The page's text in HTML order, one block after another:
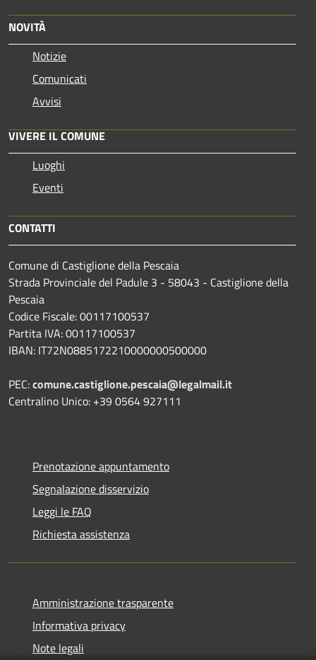
NOVITÀ
Notizie
Comunicati
Avvisi
VIVERE IL COMUNE
Luoghi
Eventi
CONTATTI
Comune di Castiglione della Pescaia
Strada Provinciale del Padule 3 - 58043 - Castiglione della
Pescaia
Codice Fiscale: 00117100537
Partita IVA: 00117100537
IBAN: IT72N0885172210000000500000
PEC:comune.castiglione.pescaia@legalmail.it
Centralino Unico: +39 0564 927111
Prenotazione appuntamento
Segnalazione disservizio
Leggi le FAQ
Richiesta assistenza
Amministrazione trasparente
Informativa privacy
Note legali